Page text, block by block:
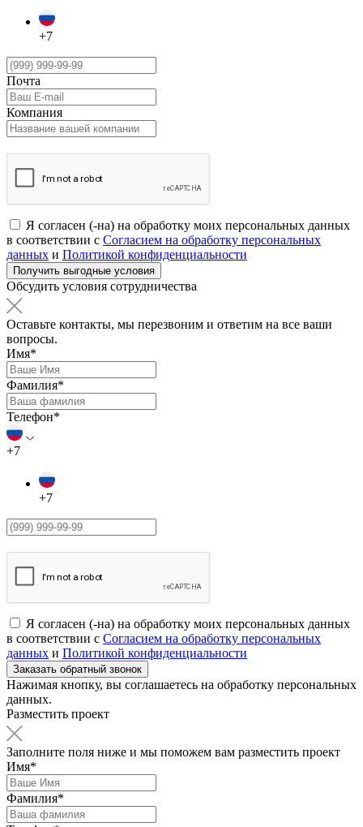
+7
Почта
Компания
Я согласен (-на) на обработку моих персональных данных
в соответствии с Согласием на обработку персональных
данных и Политикой конфиденциальности
Обсудить условия сотрудничества
Оставьте контакты, мы перезвоним и ответим на все ваши
вопросы.
Имя*
Фамилия*
Телефон*
+7
+7
Я согласен (-на) на обработку моих персональных данных
в соответствии с Согласием на обработку персональных
данных и Политикой конфиденциальности
Нажимая кнопку, вы соглашаетесь на обработку персональных
данных.
Разместить проект
Заполните поля ниже и мы поможем вам разместить проект
Имя*
Фамилия*